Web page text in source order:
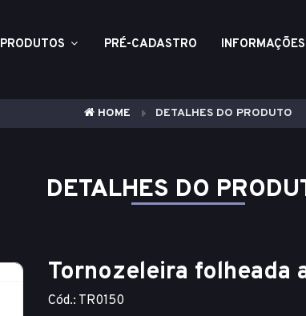
PRODUTOS PRÉ-CADASTRO INFORMAÇÕES
HOME DETALHES DO PRODUTO
DETALHES DO
Tornozeleira folheada
Cód.: TR0150